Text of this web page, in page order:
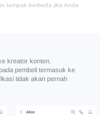
tampak berbeda jika Anda
kreator konten.
pembeli termasuk ke
tidak akan pernah